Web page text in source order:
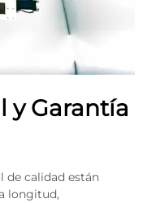
y Garantía
de calidad están
longitud,